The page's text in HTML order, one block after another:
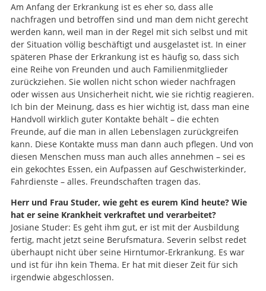
Am Anfang der Erkrankung ist es eher so, dass alle
nachfragen und betroffen sind und man dem nicht gerecht
werden kann, weil man in der Regel mit sich selbst und mit
der Situation völlig beschäftigt und ausgelastet ist. In einer
späteren Phase der Erkrankung ist es häufig so, dass sich
eine Reihe von Freunden und auch Familienmitglieder
zurückziehen. Sie wollen nicht schon wieder nachfragen
oder wissen aus Unsicherheit nicht, wie sie richtig reagieren.
Ich bin der Meinung, dass es hier wichtig ist, dass man eine
Handvoll wirklich guter Kontakte behält – die echten
Freunde, auf die man in allen Lebenslagen zurückgreifen
kann. Diese Kontakte muss man dann auch pflegen. Und von
diesen Menschen muss man auch alles annehmen – sei es
ein gekochtes Essen, ein Aufpassen auf Geschwisterkinder,
Fahrdienste – alles. Freundschaften tragen das.
Herr und Frau Studer, wie geht es eurem Kind heute? Wie
hat er seine Krankheit verkraftet und verarbeitet?
Josiane Studer: Es geht ihm gut, er ist mit der Ausbildung
fertig, macht jetzt seine Berufsmatura. Severin selbst redet
überhaupt nicht über seine Hirntumor-Erkrankung. Es war
und ist für ihn kein Thema. Er hat mit dieser Zeit für sich
irgendwie abgeschlossen.